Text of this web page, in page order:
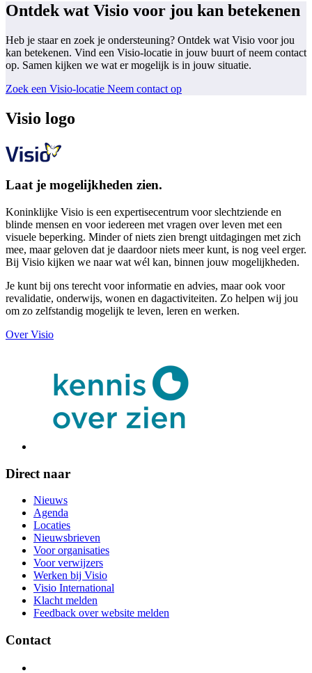
Ontdek wat Visio voor jou kan betekenen
Heb je staar en zoek je ondersteuning? Ontdek wat Visio voor jou
kan betekenen. Vind een Visio-locatie in jouw buurt of neem contact
op. Samen kijken we wat er mogelijk is in jouw situatie.
Zoek een Visio-locatie Neem contact op
Visio logo
Laat je mogelijkheden zien.
Koninklijke Visio is een expertisecentrum voor slechtziende en
blinde mensen en voor iedereen met vragen over leven met een
visuele beperking. Minder of niets zien brengt uitdagingen met zich
mee, maar geloven dat je daardoor niets meer kunt, is nog veel erger.
Bij Visio kijken we naar wat wél kan, binnen jouw mogelijkheden.
Je kunt bij ons terecht voor informatie en advies, maar ook voor
revalidatie, onderwijs, wonen en dagactiviteiten. Zo helpen wij jou
om zo zelfstandig mogelijk te leven, leren en werken.
Over Visio
Direct naar
Nieuws
Agenda
Locaties
Nieuwsbrieven
Voor organisaties
Voor verwijzers
Werken bij Visio
Visio International
Klacht melden
Feedback over website melden
Contact